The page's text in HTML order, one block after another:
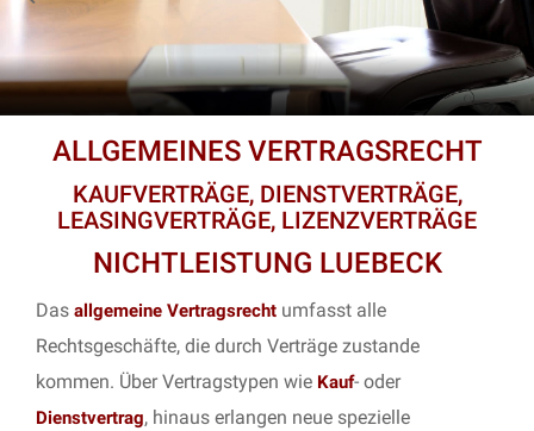
ALLGEMEINES VERTRAGSRECHT
KAUFVERTRÄGE, DIENSTVERTRÄGE,
LEASINGVERTRÄGE, LIZENZVERTRÄGE
NICHTLEISTUNG LUEBECK
Das allgemeine Vertragsrecht umfasst alle
Rechtsgeschäfte, die durch Verträge zustande
kommen. Über Vertragstypen wie Kauf- oder
Dienstvertrag, hinaus erlangen neue spezielle